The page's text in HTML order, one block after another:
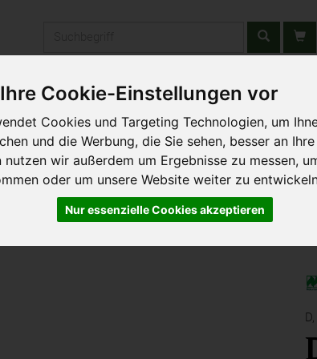
Cookie-Einstellungen vor
Cookies und Targeting Technologien, um
und die Werbung, die Sie sehen, besser an
nutzen wir außerdem um Ergebnisse zu messen,
oder um unsere Website weiter zu
Nur essenzielle Cookies akzeptieren
& Schulen Liefergebiet Wochenmarkt
D,